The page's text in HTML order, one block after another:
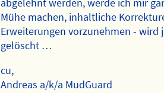
abgelehnt werden, werde ich mir
Mühe machen, inhaltliche
Erweiterungen vorzunehmen - wird
gelöscht …
cu,
Andreas a/k/a MudGuard